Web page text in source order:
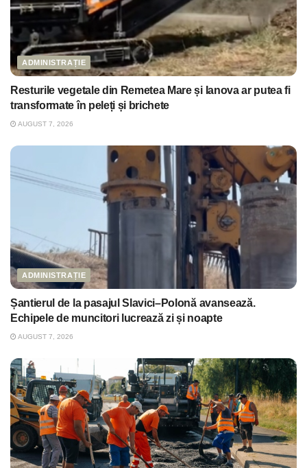
ADMINISTRAȚIE
Resturile vegetale din Remetea Mare și Ianova ar putea fi
transformate în peleți și brichete
AUGUST 7, 2026
ADMINISTRAȚIE
Șantierul de la pasajul Slavici–Polonă avansează.
Echipele de muncitori lucrează zi și noapte
AUGUST 7, 2026